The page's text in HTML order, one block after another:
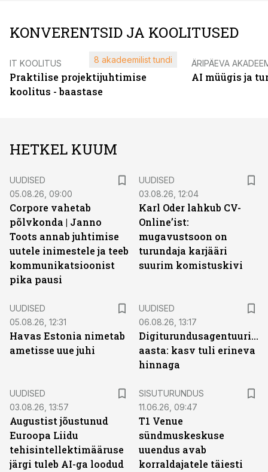
KONVERENTSID JA KOOLITUSED
IT KOOLITUS
Praktilise projektijuhtimise
koolitus - baastase
8 akadeemilist tundi ÄRIPÄEVA
AI müügis ja
HETKEL KUUM
UUDISED
05.08.26, 09:00
Corpore vahetab
põlvkonda | Janno
Toots annab juhtimise
uutele inimestele ja teeb
kommunikatsioonist
pika pausi
UUDISED
03.08.26, 12:04
Karl Oder lahkub CV-
Online’ist:
mugavustsoon on
turundaja karjääri
suurim komistuskivi
UUDISED
05.08.26, 12:31
Havas Estonia nimetab
ametisse uue juhi
UUDISED
06.08.26, 13:17
Digiturundusagentuuride
aasta: kasv tuli erineva
hinnaga
UUDISED
03.08.26, 13:57
Augustist jõustunud
Euroopa Liidu
tehisintellektimääruse
järgi tuleb AI-ga loodud
SISUTURUNDUS
11.06.26, 09:47
T1 Venue
sündmuskeskuse
uuendus avab
korraldajatele täiesti